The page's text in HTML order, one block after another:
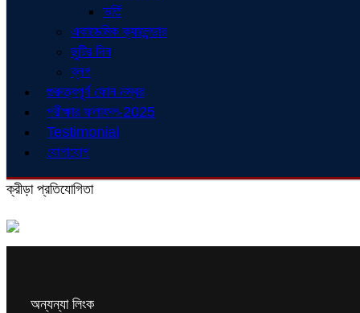
ভর্তি
একাডেমিক ক্যালেন্ডার
ছুটির দিন
ব্লগ
গুরুত্বপূর্ণ ফোন নম্বর
পরীক্ষার ফলাফল-2025
Testimonial
যোগাযোগ
ক্রীড়া প্রতিযোগিতা
অন্যন্যা লিংক